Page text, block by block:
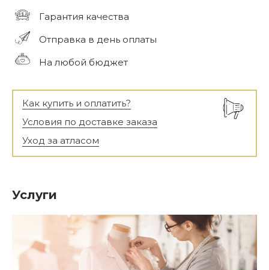
Гарантия качества
Отправка в день оплаты
На любой бюджет
Как купить и оплатить?
Условия по доставке заказа
Уход за атласом
Услуги